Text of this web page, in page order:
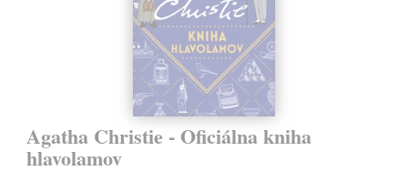
Agatha Christie - Oficiálna kniha
hlavolamov